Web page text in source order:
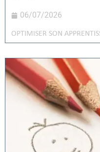
06/07/2026
OPTIMISER SON